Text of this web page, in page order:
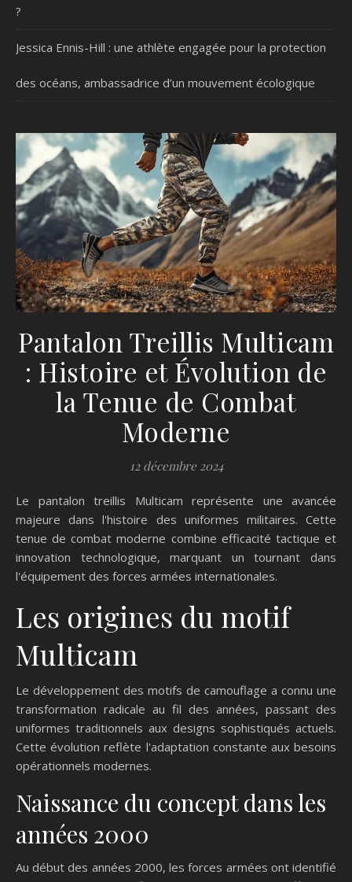
?
Jessica Ennis-Hill : une athlète engagée pour la protection
des océans, ambassadrice d’un mouvement écologique
Pantalon Treillis Multicam
: Histoire et Évolution de
la Tenue de Combat
Moderne
12 décembre 2024
Le pantalon treillis Multicam représente une avancée
majeure dans l'histoire des uniformes militaires. Cette
tenue de combat moderne combine efficacité tactique et
innovation technologique, marquant un tournant dans
l'équipement des forces armées internationales.
Les origines du motif
Multicam
Le développement des motifs de camouflage a connu une
transformation radicale au fil des années, passant des
uniformes traditionnels aux designs sophistiqués actuels.
Cette évolution reflète l'adaptation constante aux besoins
opérationnels modernes.
Naissance du concept dans les
années 2000
Au début des années 2000, les forces armées ont identifié